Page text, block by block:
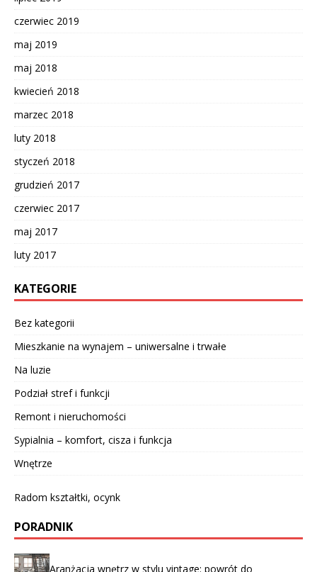
czerwiec 2019
maj 2019
maj 2018
kwiecień 2018
marzec 2018
luty 2018
styczeń 2018
grudzień 2017
czerwiec 2017
maj 2017
luty 2017
KATEGORIE
Bez kategorii
Mieszkanie na wynajem – uniwersalne i trwałe
Na luzie
Podział stref i funkcji
Remont i nieruchomości
Sypialnia – komfort, cisza i funkcja
Wnętrze
Radom kształtki, ocynk
PORADNIK